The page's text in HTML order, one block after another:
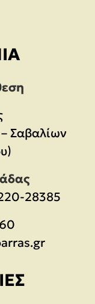
Σαβαλίων
28385